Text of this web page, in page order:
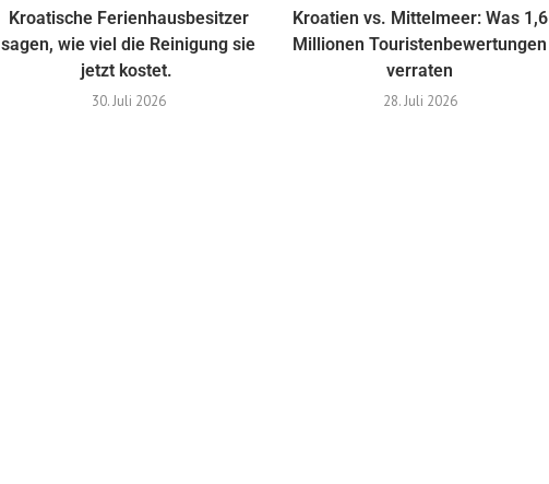
Kroatische Ferienhausbesitzer
sagen, wie viel die Reinigung sie
jetzt kostet.
30. Juli 2026
Kroatien vs. Mittelmeer: ​​Was 1,6
Millionen Touristenbewertungen
verraten
28. Juli 2026